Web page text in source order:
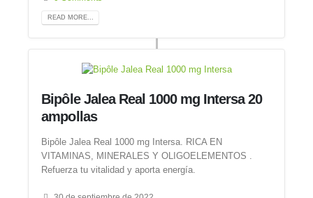
READ MORE...
Bipôle Jalea Real 1000 mg Intersa 20
ampollas
Bipôle Jalea Real 1000 mg Intersa. RICA EN
VITAMINAS, MINERALES Y OLIGOELEMENTOS .
Refuerza tu vitalidad y aporta energía.